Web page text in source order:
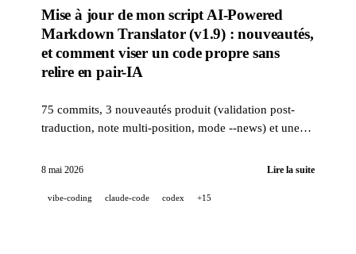
Mise à jour de mon script AI-Powered
Markdown Translator (v1.9) : nouveautés,
et comment viser un code propre sans
relire en pair-IA
75 commits, 3 nouveautés produit (validation post-
traduction, note multi-position, mode --news) et une
PR assistée IA) pour viser un code propre quand un
8 mai 2026 Lire la suite
vibe-coding claude-code codex +15